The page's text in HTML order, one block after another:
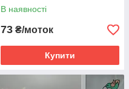
В наявності
73 ₴/моток
Купити